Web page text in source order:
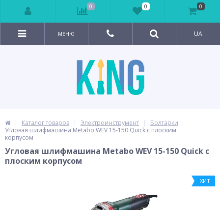
МЕНЮ UA
Каталог товаров Электроинструмент
Болгарки
Угловая шлифмашина Metabo WEV 15-150 Quick с плоским
корпусом
Угловая шлифмашина Metabo WEV 15-150 Quick с
плоским корпусом
ХИТ
0 0 0